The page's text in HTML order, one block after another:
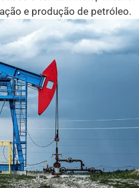
e produção de petróleo.